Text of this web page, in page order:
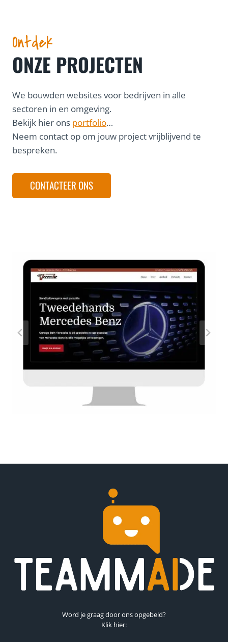
Ontdek
ONZE PROJECTEN
We bouwden websites voor bedrijven in alle
sectoren in en omgeving.
Bekijk hier ons portfolio…
Neem contact op om jouw project vrijblijvend te
bespreken.
CONTACTEER ONS
Word je graag door ons opgebeld?
Klik hier: